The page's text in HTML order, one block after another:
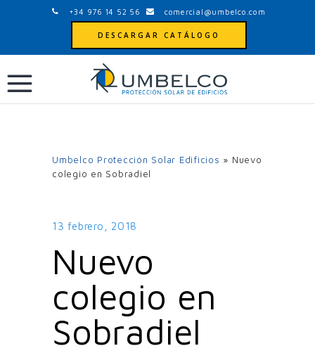
+34 976 14 52 56 comercial@umbelco.com
DESCARGAR CATÁLOGO
Umbelco Protección Solar Edificios » Nuevo
colegio en Sobradiel
13 febrero, 2018
Nuevo
colegio en
Sobradiel